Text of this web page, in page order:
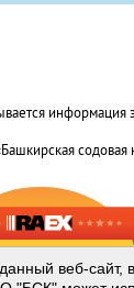
информация
содовая
RAEX-600веб-сайт,